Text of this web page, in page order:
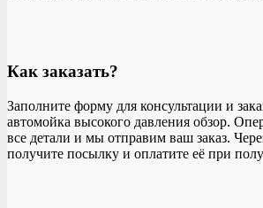
Как заказать?
Заполните форму для консультации и
автомойка высокого давления обзор.
все детали и мы отправим ваш заказ.
получите посылку и оплатите её при